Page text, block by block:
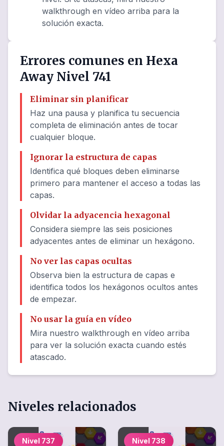
walkthrough en vídeo arriba para la
solución exacta.
Errores comunes en Hexa
Away Nivel 741
Eliminar sin planificar
Haz una pausa y planifica tu secuencia
completa de eliminación antes de tocar
cualquier bloque.
Ignorar la estructura de capas
Identifica qué bloques deben eliminarse
primero para mantener el acceso a todas las
capas.
Olvidar la adyacencia hexagonal
Considera siempre las seis posiciones
adyacentes antes de eliminar un hexágono.
No ver las capas ocultas
Observa bien la estructura de capas e
identifica todos los hexágonos ocultos antes
de empezar.
No usar la guía en vídeo
Mira nuestro walkthrough en vídeo arriba
para ver la solución exacta cuando estés
atascado.
Niveles relacionados
Nivel 737 Nivel 738